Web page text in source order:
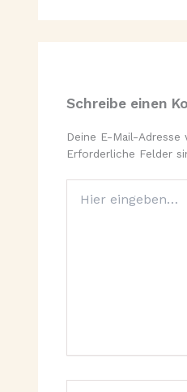
Schreibe einen
Deine E-Mail-
Erforderliche Felder
eingeben…